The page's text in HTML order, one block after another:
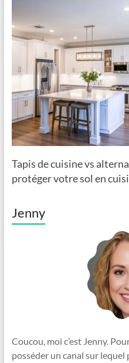
Tapis de cuisine vs
protéger votre sol en
Jenny
Coucou, moi c’est Jenny.
posséder un canal sur